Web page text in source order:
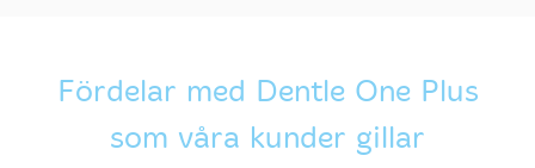
Fördelar med Dentle One Plus
som våra kunder gillar